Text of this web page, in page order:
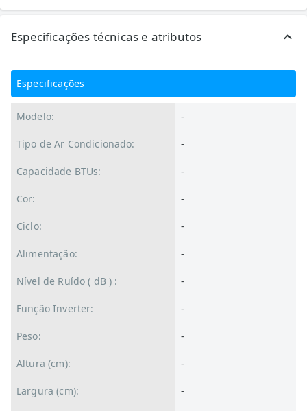
Especificações técnicas e atributos
Especificações
Modelo: -
Tipo de Ar Condicionado: -
Capacidade BTUs: -
Cor: -
Ciclo: -
Alimentação: -
Nível de Ruído ( dB ) : -
Função Inverter: -
Peso: -
Altura (cm): -
Largura (cm): -